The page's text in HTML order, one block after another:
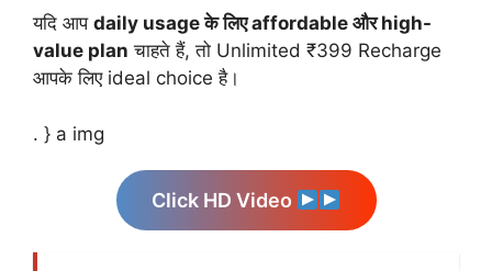
यदि आप daily usage के लिए affordable और high-
value plan चाहते हैं, तो Unlimited ₹399 Recharge
आपके लिए ideal choice है।
. } a img
Click HD Video